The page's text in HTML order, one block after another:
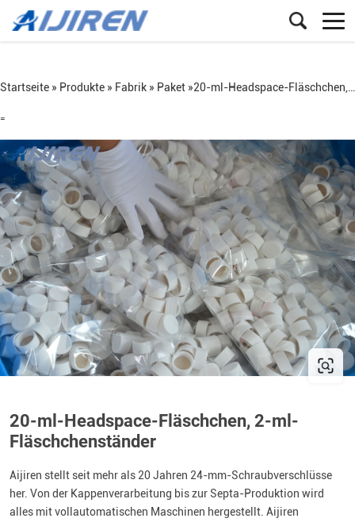
Startseite » Produkte » Fabrik » Paket »20-ml-Headspace-Fläschchen, 2-ml-Fläschchenständer
=
20-ml-Headspace-Fläschchen, 2-ml-
Fläschchenständer
Aijiren stellt seit mehr als 20 Jahren 24-mm-Schraubverschlüsse
her. Von der Kappenverarbeitung bis zur Septa-Produktion wird
alles mit vollautomatischen Maschinen hergestellt. Aijiren